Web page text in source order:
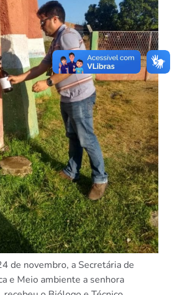
de novembro, a Secretária de
e Meio ambiente a senhora